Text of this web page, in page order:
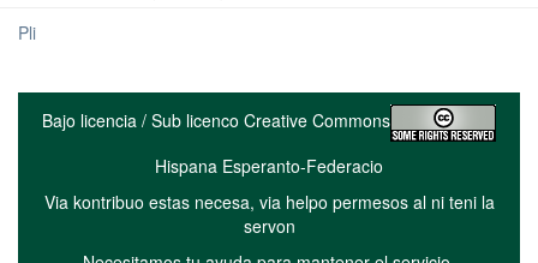
Pli
Bajo licencia / Sub licenco Creative Commons
Hispana Esperanto-Federacio
Via kontribuo estas necesa, via helpo permesos al ni teni la
servon